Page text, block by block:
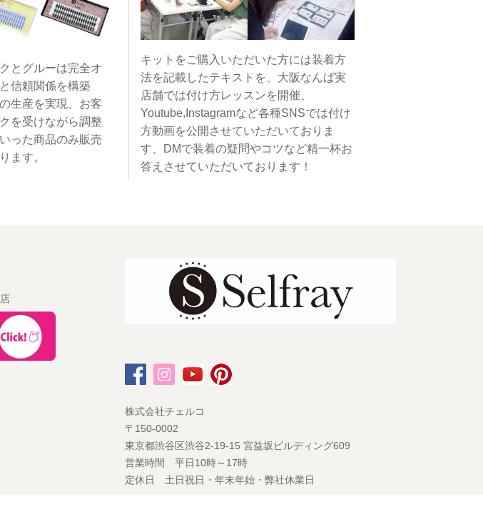
とグルーは完全オ
信頼関係を構築
生産を実現、お客
を受けながら調整
った商品のみ販売
ます。
キットをご購入いただいた方には装着方
法を記載したテキストを、大阪なんば実
店舗では付け方レッスンを開催、
Youtube,Instagramなど各種SNSでは付け
方動画を公開させていただいておりま
す、DMで装着の疑問やコツなど精一杯お
答えさせていただいております！
株式会社チェルコ
〒150-0002
東京都渋谷区渋谷2-19-15 宮益坂ビルディング609
営業時間 平日10時～17時
定休日 土日祝日・年末年始・弊社休業日